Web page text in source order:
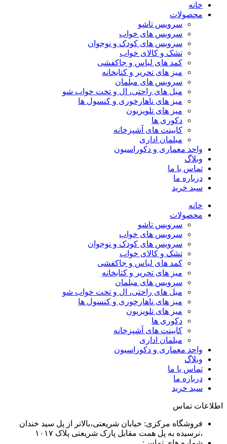
خانه
محصولات
سرویس تاشو
سرویس های خواب
سرویس های کودک و نوجوان
تشک و کالای خواب
کمد های لباس و جاکفشی
میز های تحریر و کتابخانه
سرویس های مبلمان
مبل های راحتی، ال و تخت خواب شو
میز های ناهارخوری و کنسول ها
میز های تلویزیون
دکوری ها
کابینت های آشپزخانه
مبلمان اداری
واحد معماری و دکوراسیون
وبلاگ
تماس با ما
درباره ما
سبد خرید
خانه
محصولات
سرویس تاشو
سرویس های خواب
سرویس های کودک و نوجوان
تشک و کالای خواب
کمد های لباس و جاکفشی
میز های تحریر و کتابخانه
سرویس های مبلمان
مبل های راحتی، ال و تخت خواب شو
میز های ناهارخوری و کنسول ها
میز های تلویزیون
دکوری ها
کابینت های آشپزخانه
مبلمان اداری
واحد معماری و دکوراسیون
وبلاگ
تماس با ما
درباره ما
سبد خرید
اطلاعات تماس
فروشگاه مرکزی: خیابان شریعتی،بالاتر از پل سید خندان
،نرسیده به پل همت مقابل پارک شریعتی پلاک ۱۰۱۷